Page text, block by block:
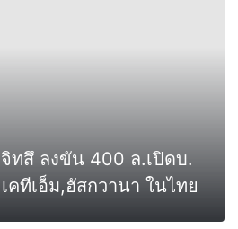
ทสึ ลงขัน 400 ล.เปิดบ.
คทีเอ็ม,ฮัสกวานา ในไทย